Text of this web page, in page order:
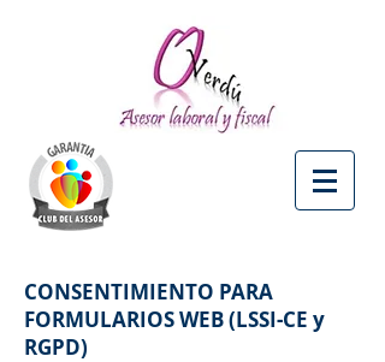
CONSENTIMIENTO PARA
FORMULARIOS WEB (LSSI-CE y
RGPD)